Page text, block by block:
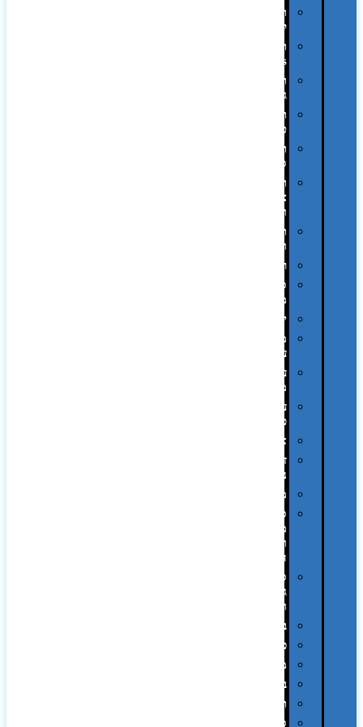
תיקים
לכנסים
תיקי
Swiss
תיקי
תיקי
טיולים
תיקי
ספורט
תיקי
ומכתביות
תערוכות
וכנסים
רמקולים
סוכריות
ממותגות
יודאיקה
מארזי
עטים
עטי
מתכת
עטי
פלסטיק
אוזניות
זכרונות
ניידים
מפצלים
סביבת
מחשב
וציוד
היקפי
סוללות
גיבוי
ומטענים
ביגוד
כובעים
מגבות
בקבוקים
תרמי
ספלים